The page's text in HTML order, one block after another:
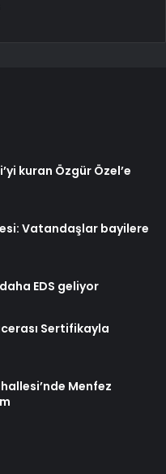
kuran Özgür Özel’e
Vatandaşlar bayilere
EDS geliyor
Sertifikayla
Menfez